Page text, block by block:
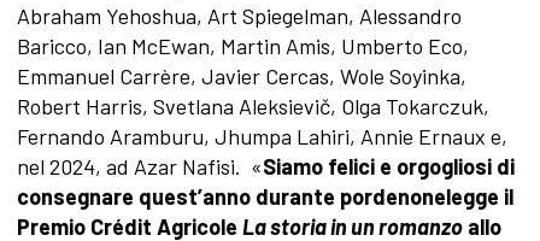
Abraham Yehoshua, Art Spiegelman, Alessandro
Baricco, Ian McEwan, Martin Amis, Umberto Eco,
Emmanuel Carrère, Javier Cercas, Wole Soyinka,
Robert Harris, Svetlana Aleksievič, Olga Tokarczuk,
Fernando Aramburu, Jhumpa Lahiri, Annie Ernaux e,
nel 2024, ad Azar Nafisi. «Siamo felici e orgogliosi di
consegnare quest’anno durante pordenonelegge il
Premio Crédit Agricole La storia in un romanzoallo